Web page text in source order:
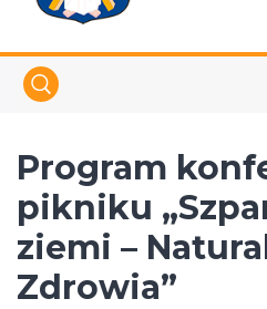
Program
pikniku
ziemi –
Zdrowia”